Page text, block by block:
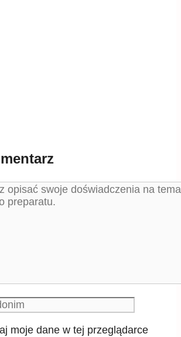
moje dane w tej przeglądarce